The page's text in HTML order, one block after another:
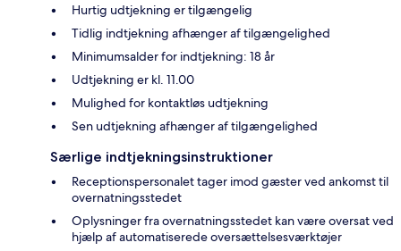
Hurtig udtjekning er tilgængelig
Tidlig indtjekning afhænger af tilgængelighed
Minimumsalder for indtjekning: 18 år
Udtjekning er kl. 11.00
Mulighed for kontaktløs udtjekning
Sen udtjekning afhænger af tilgængelighed
Særlige indtjekningsinstruktioner
Receptionspersonalet tager imod gæster ved ankomst til
overnatningsstedet
Oplysninger fra overnatningsstedet kan være oversat ved
hjælp af automatiserede oversættelsesværktøjer